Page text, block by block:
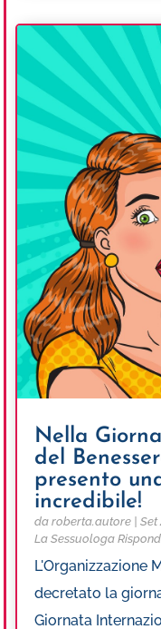
Nella
del
presento
incredibile!
daroberta.autore |Set
La Sessuologa
L'Organizzazione
decretato la
Giornata